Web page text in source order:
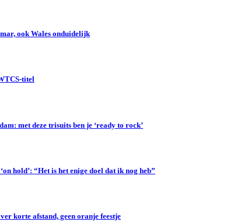
ook Wales onduidelijk
titel
met deze trisuits ben je ‘ready to rock’
hold’: “Het is het enige doel dat ik nog heb”
korte afstand, geen oranje feestje